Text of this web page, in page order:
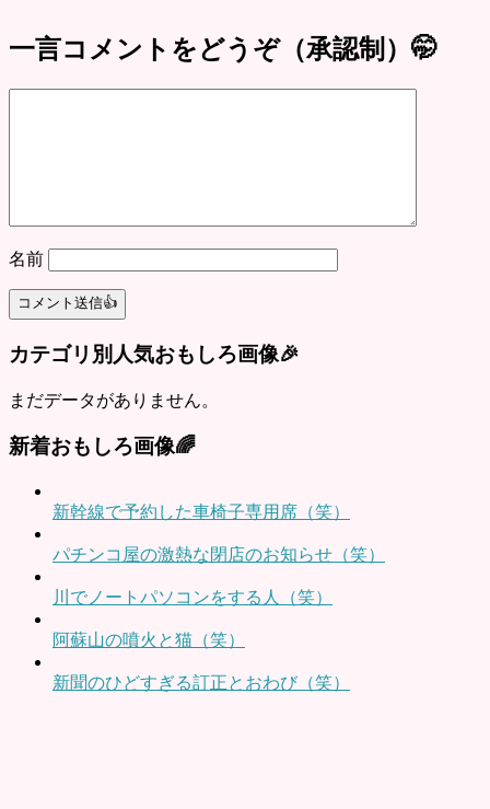
一言コメントをどうぞ（承認制）🤭
名前
カテゴリ別人気おもしろ画像🎉
まだデータがありません。
新着おもしろ画像🌈
新幹線で予約した車椅子専用席（笑）
パチンコ屋の激熱な閉店のお知らせ（笑）
川でノートパソコンをする人（笑）
阿蘇山の噴火と猫（笑）
新聞のひどすぎる訂正とおわび（笑）